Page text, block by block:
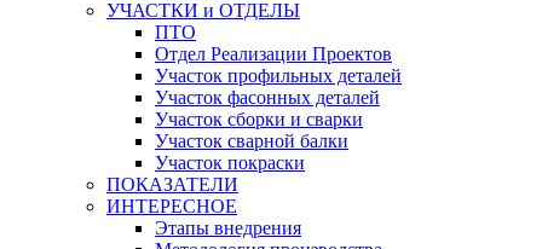
УЧАСТКИ и ОТДЕЛЫ
ПТО
Отдел Реализации Проектов
Участок профильных деталей
Участок фасонных деталей
Участок сборки и сварки
Участок сварной балки
Участок покраски
ПОКАЗАТЕЛИ
ИНТЕРЕСНОЕ
Этапы внедрения